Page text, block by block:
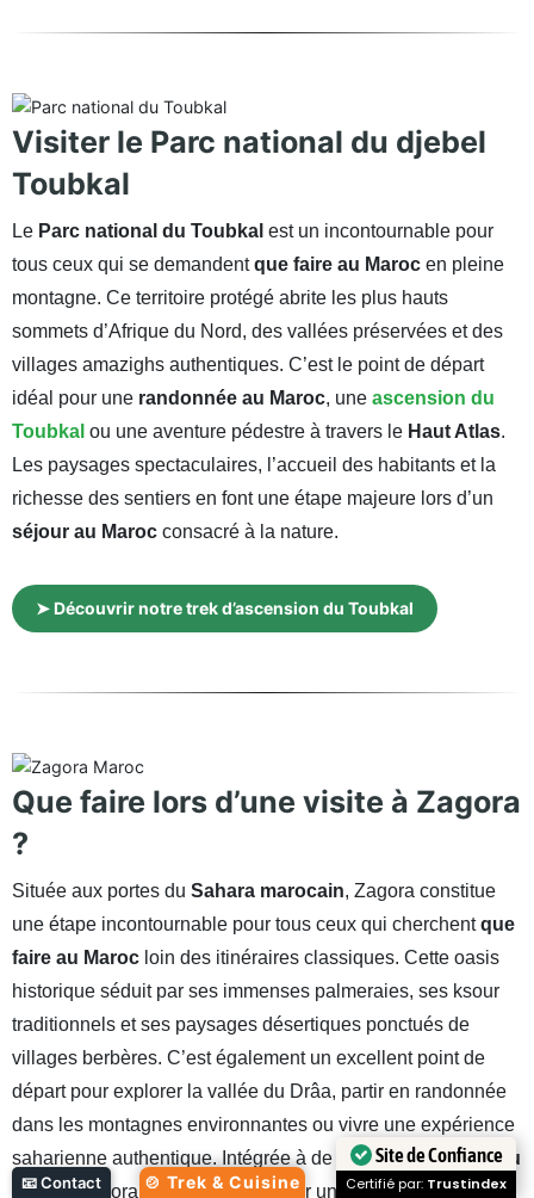
Visiter le Parc national du djebel
Toubkal
Le Parc national du Toubkal est un incontournable pour
tous ceux qui se demandentque faire au Maroc en pleine
montagne. Ce territoire protégé abrite les plus hauts
sommets d’Afrique du Nord, des vallées préservées et des
villages amazighs authentiques. C’est le point de départ
idéal pour une randonnée au Maroc, une ascension du
Toubkal ou une aventure pédestre à travers le Haut Atlas.
Les paysages spectaculaires, l’accueil des habitants et la
richesse des sentiers en font une étape majeure lors d’un
séjour au Maroc consacré à la nature.
➤ Découvrir notre trek d’ascension du Toubkal
Que faire lors d’une visite à Zagora
?
Située aux portes du Sahara marocain, Zagora constitue
une étape incontournable pour tous ceux qui cherchentque
faire au Maroc loin des itinéraires classiques. Cette oasis
historique séduit par ses immenses palmeraies, ses ksour
traditionnels et ses paysages désertiques ponctués de
villages berbères. C’est également un excellent point de
départ pour explorer la vallée du Drâa, partir en randonnée
dans les montagnes environnantes ou vivre une expérience
saharienne authentique. Intégrée à de nombreuxcircuits au
Maroc, Zagora permet de découvrir une autre facette du
🍲 Trek & Cuisine
📧 Contact
Site de Confiance
Certifié par: Trustindex